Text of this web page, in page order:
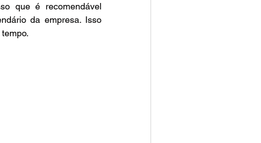
que é recomendável
da empresa. Isso